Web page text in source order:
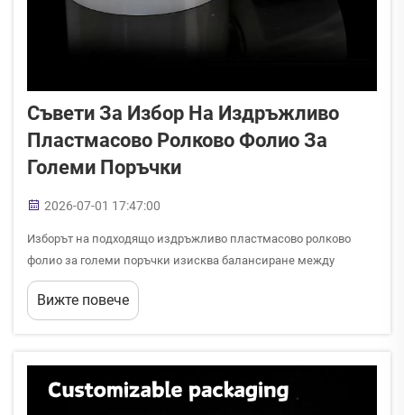
Съвети За Избор На Издръжливо
Пластмасово Ролково Фолио За
Големи Поръчки
2026-07-01 17:47:00
Изборът на подходящо издръжливо пластмасово ролково
фолио за големи поръчки изисква балансиране между
производителност, разходи и оперативна ефективност. При
закупуване на голям обем рисковете са по-високи, тъй като
Вижте повече